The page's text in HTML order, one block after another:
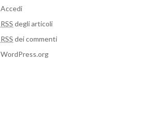
Accedi
RSS degli articoli
RSS dei commenti
WordPress.org